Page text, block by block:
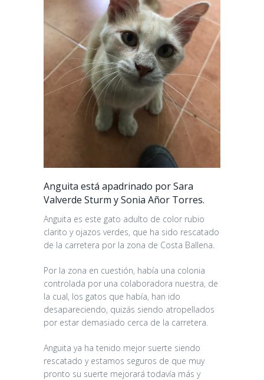
Anguita está apadrinado por Sara
Valverde Sturm y Sonia Añor Torres.
Anguita es este gato adulto de color rubio
clarito y ojazos verdes, que ha sido rescatado
de la carretera por la zona de Costa Ballena.
Por la zona en cuestión, había una colonia
controlada por una colaboradora nuestra, de
la cual, los gatos que había, han ido
desapareciendo, quizás siendo atropellados
por estar demasiado cerca de la carretera.
Anguita ya ha tenido mejor suerte siendo
rescatado y estamos seguros de que muy
pronto su suerte mejorará todavía más y